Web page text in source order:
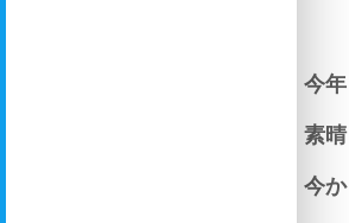
今
素
今